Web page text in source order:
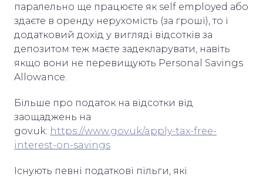
паралельно ще працюєте як self employed або
здаєте в оренду нерухомість (за гроші), то і
додатковий дохід у вигляді відсотків за
депозитом теж маєте задекларувати, навіть
якщо вони не перевищують Personal Savings
Allowance.
Більше про податок на відсотки від
заощаджень на
gov.uk: https://www.gov.uk/apply-tax-free-
interest-on-savings
Існують певні податкові пільги, які